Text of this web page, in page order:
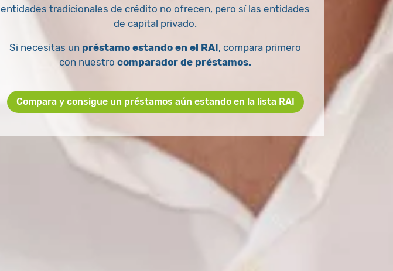
entidades tradicionales de crédito no ofrecen, pero sí las entidades
de capital privado.
Si necesitas un préstamo estando en el RAI, compara primero
con nuestrocomparador de préstamos.
Compara y consigue un préstamos aún estando en la lista RAI